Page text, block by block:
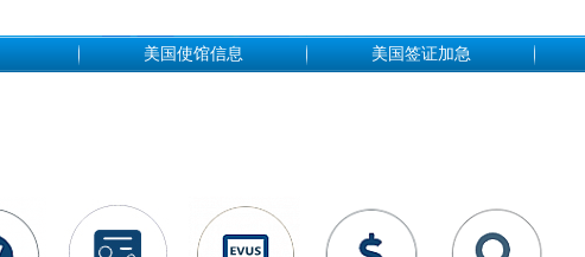
美国使馆信息 美国签证加急